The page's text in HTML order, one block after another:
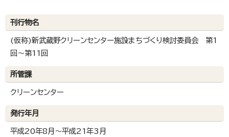
刊行物名
(仮称)新武蔵野クリーンセンター施設まちづくり検討委員会 第1
回～第11回
所管課
クリーンセンター
発行年月
平成20年8月～平成21年3月